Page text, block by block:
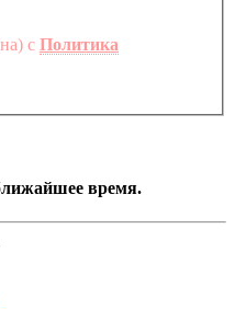
с Политика
время.